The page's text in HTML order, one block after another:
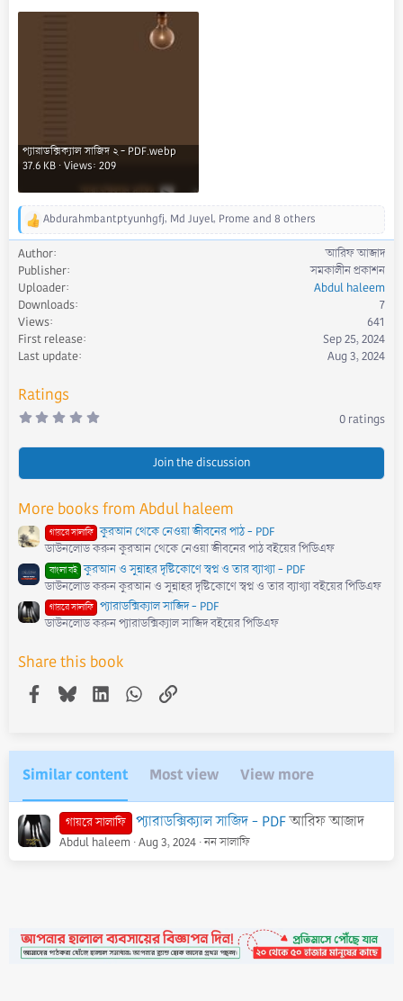
প্যারাডক্সিক্যাল সাজিদ ২ - PDF.webp
37.6 KB · Views: 209
R
e
a
c
t
i
o
n
s
Abdurahmbantptyunhgfj, Md Juyel, Prome and 8 others
Author
আরিফ আজাদ
Publisher
সমকালীন প্রকাশন
Uploader
Abdul haleem
Downloads
7
Views
641
First release
Sep 25, 2024
Last update
Aug 3, 2024
Ratings
0
0
(
)
0 ratings
Join the discussion
More books from Abdul haleem
গায়রে সালাফি কুরআন থেকে নেওয়া জীবনের পাঠ - PDF
ডাউনলোড করুন কুরআন থেকে নেওয়া জীবনের পাঠ বইয়ের পিডিএফ
বাংলা বই কুরআন ও সুন্নাহর দৃষ্টিকোণে স্বপ্ন ও তার ব্যাখ্যা - PDF
ডাউনলোড করুন কুরআন ও সুন্নাহর দৃষ্টিকোণে স্বপ্ন ও তার ব্যাখ্যা বইয়ের পিডিএফ
গায়রে সালাফি প্যারাডক্সিক্যাল সাজিদ - PDF
ডাউনলোড করুন প্যারাডক্সিক্যাল সাজিদ বইয়ের পিডিএফ
Share this book
Facebook
BlueskyLinkedInWhatsApp
Link
Similar content Most view View more
গায়রে সালাফি প্যারাডক্সিক্যাল সাজিদ - PDFআরিফ আজাদ
Abdul haleem Aug 3, 2024 নন সালাফি